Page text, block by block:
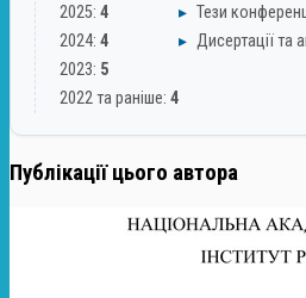
2025: 4
2024: 4
2023: 5
2022 та раніше: 4
▸ Тези
▸ Дисертації та
Публікації цього автора